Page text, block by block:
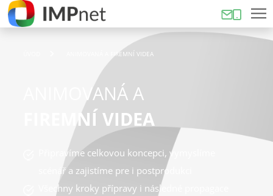
ANIMOVANÁ A FIREMNÍ VIDEA
ANIMOVANÁ A
FIREMNÍ VIDEA
Připravíme celkovou koncepci, vymyslíme
scénář a zajistíme pre i postprodukci
Všechny kroky přípravy i následné propagace